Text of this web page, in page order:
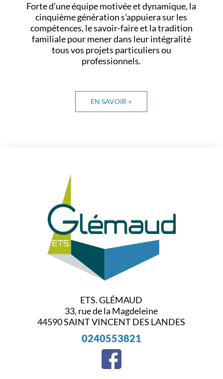
Forte d’une équipe motivée et dynamique, la
cinquième génération s’appuiera sur les
compétences, le savoir-faire et la tradition
familiale pour mener dans leur intégralité
tous vos projets particuliers ou
professionnels.
EN SAVOIR +
ETS. GLÉMAUD
33, rue de la Magdeleine
44590SAINT VINCENT DES LANDES
0240553821